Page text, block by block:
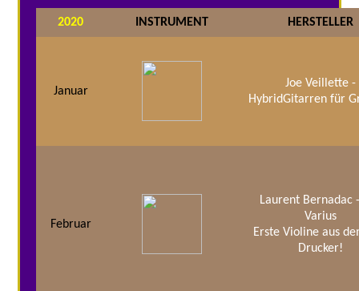
2020 INSTRUMENT HERSTELLER
Januar
Joe Veillette -
HybridGitarren für
Februar
Laurent Bernadac
Varius
Erste Violine aus
Drucker!